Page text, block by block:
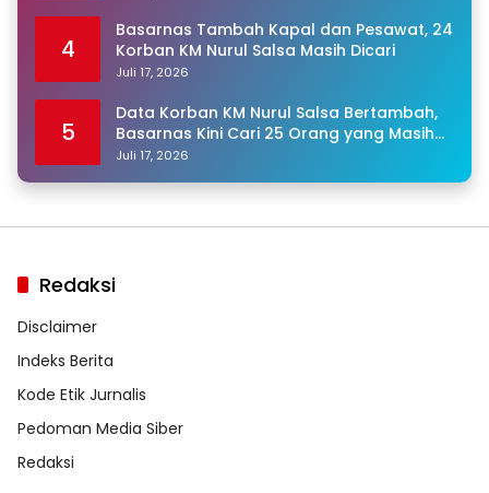
4
Basarnas Tambah Kapal dan Pesawat, 24
Korban KM Nurul Salsa Masih Dicari
Juli 17, 2026
5
Data Korban KM Nurul Salsa Bertambah,
Basarnas Kini Cari 25 Orang yang Masih
Hilang
Juli 17, 2026
Redaksi
Disclaimer
Indeks Berita
Kode Etik Jurnalis
Pedoman Media Siber
Redaksi